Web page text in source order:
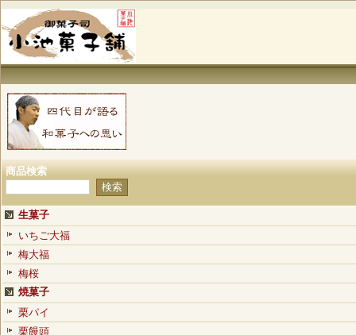
商品検索
生菓子
いちご大福
梅大福
梅桜
焼菓子
栗パイ
栗饅頭